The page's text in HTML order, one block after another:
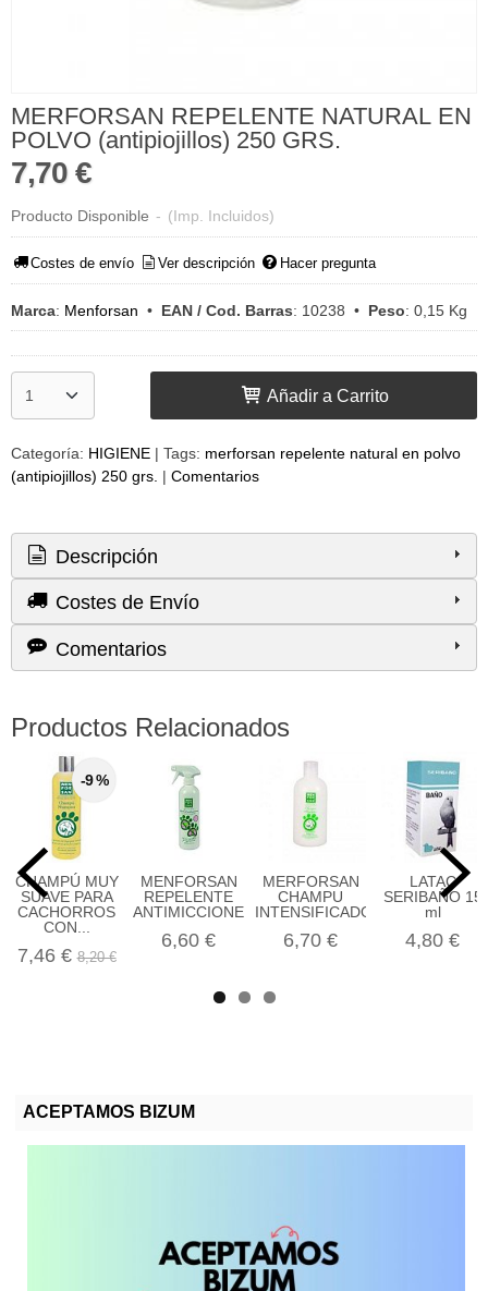
ACEPTAMOS BIZUM
MERFORSAN REPELENTE NATURAL EN
POLVO (antipiojillos) 250 GRS.
7,70 €
Producto Disponible - (Imp. Incluidos)
Costes de envío Ver descripción Hacer pregunta
Marca: Menforsan • EAN / Cod. Barras: 10238 • Peso: 0,15 Kg
Añadir a Carrito
Categoría: HIGIENE | Tags: merforsan repelente natural en polvo
(antipiojillos) 250 grs. | Comentarios
Descripción
Costes de Envío
Comentarios
Productos Relacionados
-9 %
CHAMPÚ MUY
SUAVE PARA
CACHORROS
CON...
7,46 €8,20 €
MENFORSAN
REPELENTE
ANTIMICCIONES...
6,60 €
MERFORSAN
CHAMPU
INTENSIFICADOR...
6,70 €
LATAC
SERIBAÑO 15
ml
4,80 €